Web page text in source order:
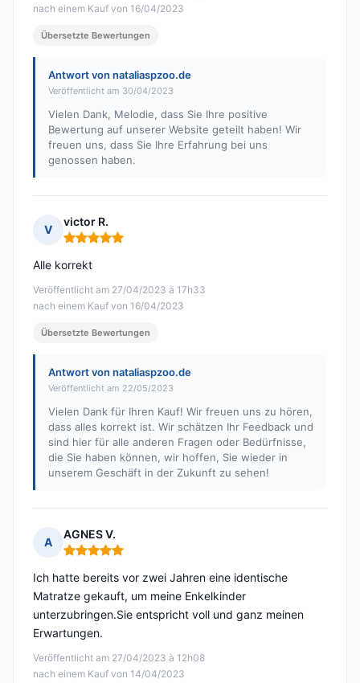
nach einem Kauf von 16/04/2023
Übersetzte Bewertungen
Antwort von nataliaspzoo.de
Veröffentlicht am 30/04/2023
Vielen Dank, Melodie, dass Sie Ihre positive
Bewertung auf unserer Website geteilt haben! Wir
freuen uns, dass Sie Ihre Erfahrung bei uns
genossen haben.
V
victor R.
Hinweis: 5 von 5
Veröffentlicht am 27/04/2023 à 17h33
nach einem Kauf von 16/04/2023
Alle korrekt
Übersetzte Bewertungen
Antwort von nataliaspzoo.de
Veröffentlicht am 22/05/2023
Vielen Dank für Ihren Kauf! Wir freuen uns zu hören,
dass alles korrekt ist. Wir schätzen Ihr Feedback und
sind hier für alle anderen Fragen oder Bedürfnisse,
die Sie haben können, wir hoffen, Sie wieder in
unserem Geschäft in der Zukunft zu sehen!
A
AGNES V.
Hinweis: 5 von 5
Veröffentlicht am 27/04/2023 à 12h08
nach einem Kauf von 14/04/2023
Ich hatte bereits vor zwei Jahren eine identische
Matratze gekauft, um meine Enkelkinder
unterzubringen.Sie entspricht voll und ganz meinen
Erwartungen.